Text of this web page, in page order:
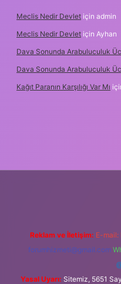
Meclis Nedir Devlet için admin
Meclis Nedir Devlet için Ayhan
Dava Sonunda Arabuluculuk
Dava Sonunda Arabuluculuk
Kağıt Paranın Karşılığı Var Mı
Reklam ve İletişim: E-mail:
forumhizmeti@gmail.com
Yasal Uyarı: Sitemiz, 5651